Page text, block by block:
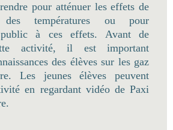
pour atténuer les effets de
des températures ou pour
à ces effets. Avant de
activité, il est important
des élèves sur les gaz
Les jeunes élèves peuvent
en regardant vidéo de Paxi